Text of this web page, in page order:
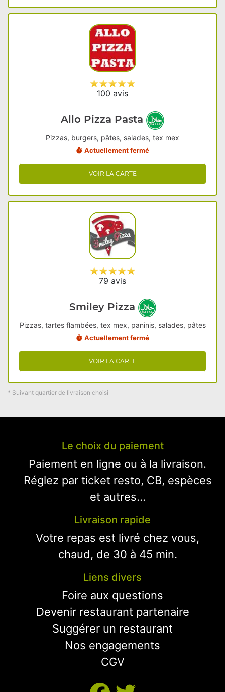
100 avis
Allo Pizza Pasta
Pizzas, burgers, pâtes, salades, tex mex
Actuellement fermé
VOIR LA CARTE
79 avis
Smiley Pizza
Pizzas, tartes flambées, tex mex, paninis, salades, pâtes
Actuellement fermé
VOIR LA CARTE
* Suivant quartier de livraison choisi
Le choix du paiement
Paiement en ligne ou à la livraison.
Réglez par ticket resto, CB, espèces
et autres...
Livraison rapide
Votre repas est livré chez vous,
chaud, de 30 à 45 min.
Liens divers
Foire aux questions
Devenir restaurant partenaire
Suggérer un restaurant
Nos engagements
CGV